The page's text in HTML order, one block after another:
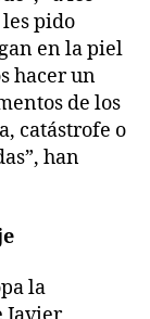
pido
en la piel
hacer un
de los
catástrofe o
han
la